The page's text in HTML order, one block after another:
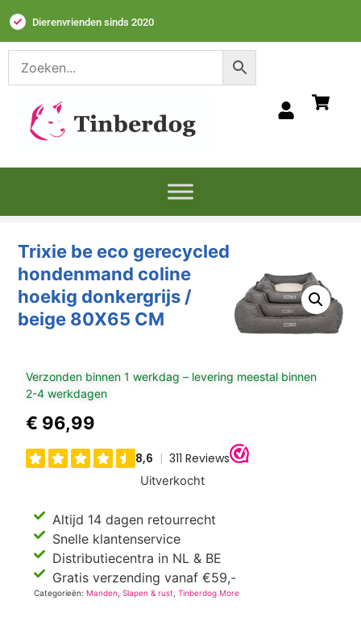
Dierenvrienden sinds 2020
Trixie be eco gerecycled
hondenmand coline
hoekig donkergrijs /
beige 80X65 CM
Verzonden binnen 1 werkdag – levering meestal binnen
2-4 werkdagen
€ 96,99
Uitverkocht
Altijd 14 dagen retourrecht
Snelle klantenservice
Distributiecentra in NL & BE
Gratis verzending vanaf €59,-
Categorieën:Manden ,Slapen & rust ,Tinberdog More